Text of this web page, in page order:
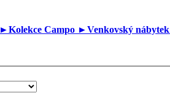
►Kolekce Campo ►Venkovský nábytek